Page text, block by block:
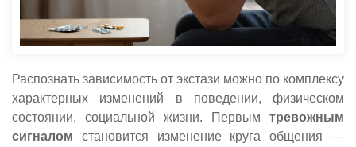
Распознать зависимость от экстази можно по комплексу
характерных изменений в поведении, физическом
состоянии, социальной жизни. Первым тревожным
сигналом становится изменение круга общения —